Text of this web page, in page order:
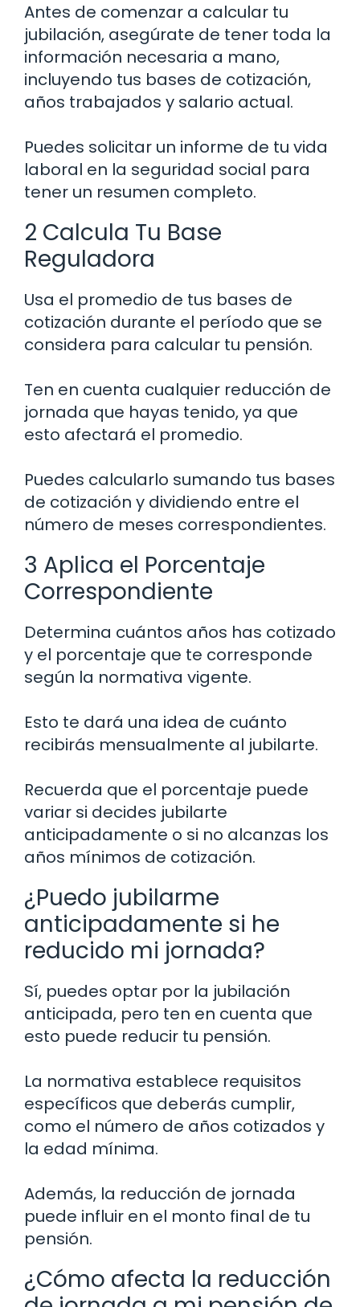
Antes de comenzar a calcular tu
jubilación, asegúrate de tener toda la
información necesaria a mano,
incluyendo tus bases de cotización,
años trabajados y salario actual.
Puedes solicitar un informe de tu vida
laboral en la seguridad social para
tener un resumen completo.
2 Calcula Tu Base
Reguladora
Usa el promedio de tus bases de
cotización durante el período que se
considera para calcular tu pensión.
Ten en cuenta cualquier reducción de
jornada que hayas tenido, ya que
esto afectará el promedio.
Puedes calcularlo sumando tus bases
de cotización y dividiendo entre el
número de meses correspondientes.
3 Aplica el Porcentaje
Correspondiente
Determina cuántos años has cotizado
y el porcentaje que te corresponde
según la normativa vigente.
Esto te dará una idea de cuánto
recibirás mensualmente al jubilarte.
Recuerda que el porcentaje puede
variar si decides jubilarte
anticipadamente o si no alcanzas los
años mínimos de cotización.
¿Puedo jubilarme
anticipadamente si he
reducido mi jornada?
Sí, puedes optar por la jubilación
anticipada, pero ten en cuenta que
esto puede reducir tu pensión.
La normativa establece requisitos
específicos que deberás cumplir,
como el número de años cotizados y
la edad mínima.
Además, la reducción de jornada
puede influir en el monto final de tu
pensión.
¿Cómo afecta la reducción